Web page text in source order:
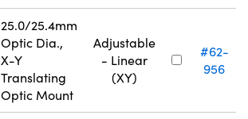
25.0/25.4mm
Optic Dia.,
X-Y
Translating
Optic Mount
Adjustable
- Linear
(XY)
#62-
956